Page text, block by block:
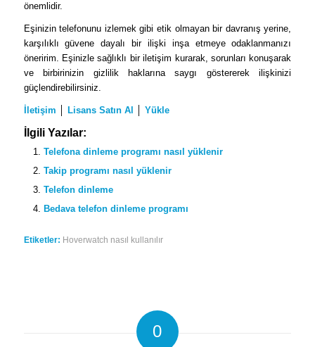
önemlidir.
Eşinizin telefonunu izlemek gibi etik olmayan bir davranış yerine,
karşılıklı güvene dayalı bir ilişki inşa etmeye odaklanmanızı
öneririm. Eşinizle sağlıklı bir iletişim kurarak, sorunları konuşarak
ve birbirinizin gizlilik haklarına saygı göstererek ilişkinizi
güçlendirebilirsiniz.
İletişim Lisans Satın Al Yükle
İlgili Yazılar:
Telefona dinleme programı nasıl yüklenir
Takip programı nasıl yüklenir
Telefon dinleme
Bedava telefon dinleme programı
Etiketler: Hoverwatch nasıl kullanılır
0